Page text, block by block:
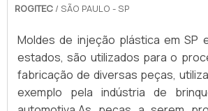
ROGITEC / SÃO PAULO - SP
Moldes de injeção plástica em SP
estados, são utilizados para o
fabricação de diversas peças,
exemplo pela indústria de